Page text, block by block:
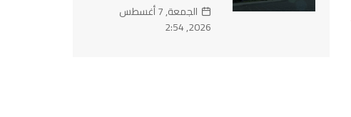
الجمعة, 7 أغسطس
2026, 2:54